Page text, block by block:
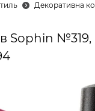
Декоративна
Sophin №319,